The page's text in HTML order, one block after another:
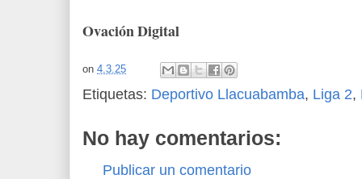
Ovación Digital
on 4.3.25
Etiquetas: Deportivo Llacuabamba, Liga 2,
No hay comentarios:
Publicar un comentario